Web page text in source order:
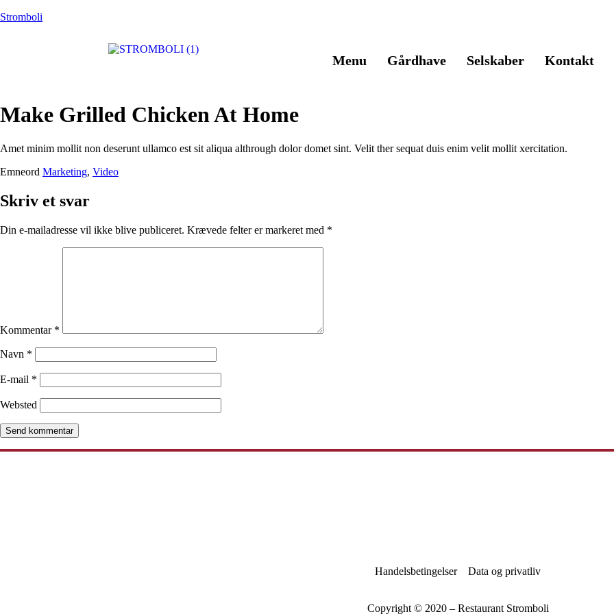
Stromboli
Menu Gårdhave Selskaber Kontakt
Make Grilled Chicken At Home
Amet minim mollit non deserunt ullamco est sit aliqua althrough dolor domet sint. Velit ther sequat duis enim velit mollit xercitation.
Emneord Marketing, Video
Skriv et svar
Din e-mailadresse vil ikke blive publiceret. Krævede felter er markeret med *
Kommentar *
Navn *
E-mail *
Websted
Handelsbetingelser Data og privatliv
Copyright © 2020 – Restaurant Stromboli